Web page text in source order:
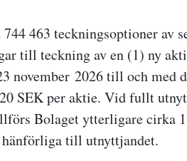
463 teckningsoptioner av
till teckning av en (1) ny
november 2026 till och med
SEK per aktie. Vid fullt
Bolaget ytterligare cirka
till utnyttjandet.